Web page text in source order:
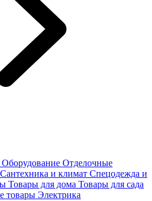
Оборудование Отделочные
Сантехника и климат Спецодежда и
Товары для дома Товары для сада
товары Электрика